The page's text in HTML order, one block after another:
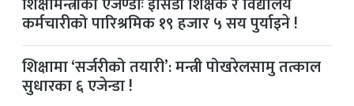
कर्मचारीको पारिश्रमिक १९ हजार ५ सय पुर्याइने !
शिक्षामा ‘सर्जरीको तयारी’: मन्त्री पोखरेलसामु तत्काल
सुधारका ६ एजेन्डा !